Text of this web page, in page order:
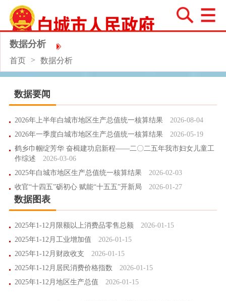
数据分析
首页 > 数据分析
数据要闻
2026年上半年白城市地区生产总值统一核算结果
2026-08-04
2026年一季度白城市地区生产总值统一核算结果
2026-05-19
鹤乡巾帼绽芳华 奋楫建功启新程——二〇二五年我市妇女儿童工
作综述
2026-03-06
2025年白城市地区生产总值统一核算结果
2026-02-03
收官“十四五”砺初心 赋能“十五五”开新局
2026-01-27
数据图表
2025年1-12月限额以上消费品零售总额
2026-01-15
2025年1-12月工业增加值
2026-01-15
2025年1-12月财政收支
2026-01-15
2025年1-12月居民消费价格指数
2026-01-15
2025年1-12月地区生产总值
2026-01-15